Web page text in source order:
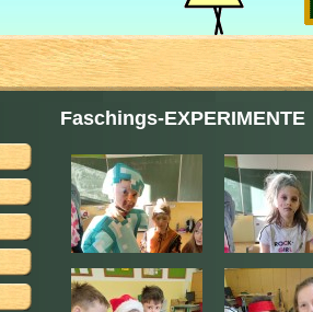
Faschings-EXPERIMENTE